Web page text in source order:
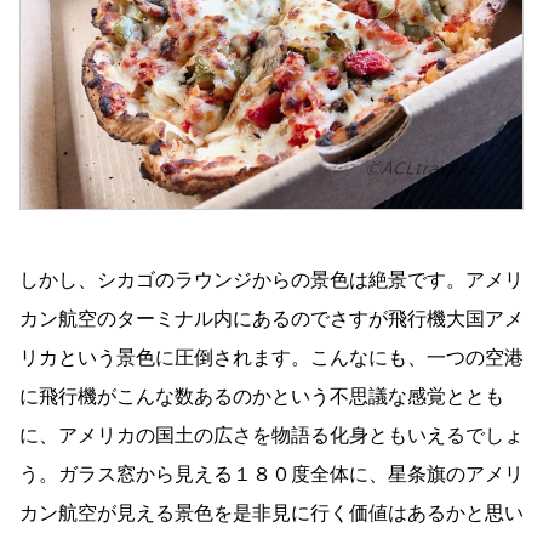
しかし、シカゴのラウンジからの景色は絶景です。アメリ
カン航空のターミナル内にあるのでさすが飛行機大国アメ
リカという景色に圧倒されます。こんなにも、一つの空港
に飛行機がこんな数あるのかという不思議な感覚ととも
に、アメリカの国土の広さを物語る化身ともいえるでしょ
う。ガラス窓から見える１８０度全体に、星条旗のアメリ
カン航空が見える景色を是非見に行く価値はあるかと思い